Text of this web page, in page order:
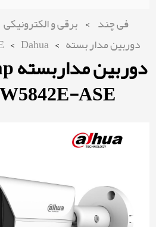
فی چند > برقی و الکترونیکی
دوربین مدار بسته >
Dahua
>
ASE